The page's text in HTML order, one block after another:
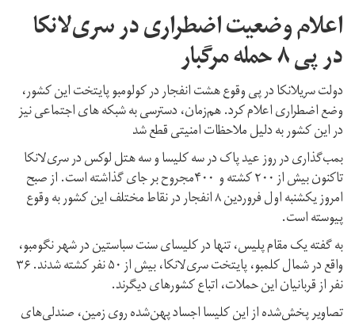
اعلام وضعیت اضطراری در سری‌لانکا
در پی ۸ حمله مرگبار
دولت سریلانکا در پی وقوع هشت انفجار در کولومبو پایتخت این کشور،
وضع اضطراری اعلام کرد. هم‌زمان، دسترسی به شبکه های اجتماعی نیز
در این کشور به دلیل ملاحظات امنیتی قطع شد
بمب‌گذاری در روز عید پاک در سه کلیسا و سه هتل لوکس در سری‌لانکا
تاکنون بیش از ۲۰۰ کشته و ۴۰۰مجروح بر جای گذاشته است. از صبح
امروز یکشنبه اول فروردین ۸ انفجار در نقاط مختلف این کشور به وقوع
پیوسته است.
به گفته یک مقام پلیس، تنها در کلیسای سنت سباستین در شهر نگومبو،
واقع در شمال کلمبو، پایتخت سری‌لانکا، بیش از ۵۰ نفر کشته شدند. ۳۶
نفر از قربانیان این حملات، اتباع کشورهای دیگرند.
تصاویر پخش‌شده از این کلیسا اجساد پهن‌شده روی زمین، صندلی‌های